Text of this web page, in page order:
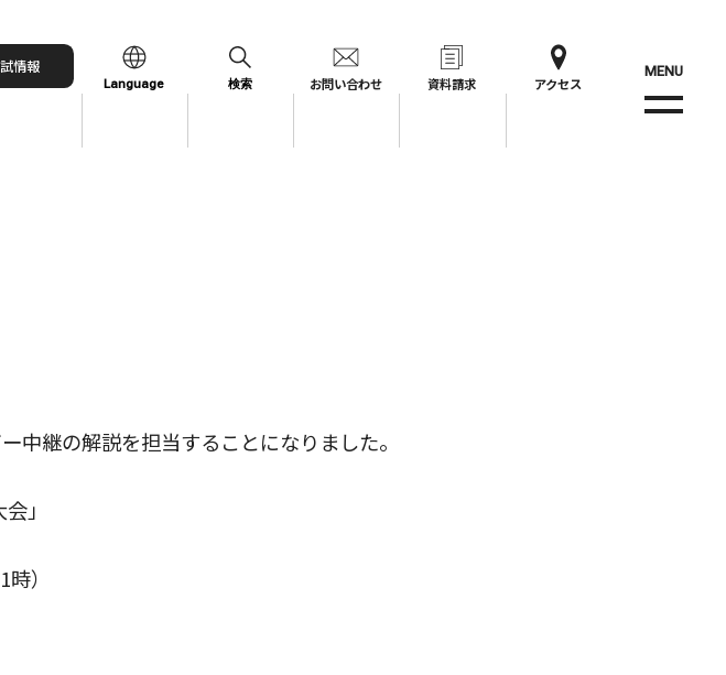
MENU
情報
Language 検索 お問い合わせ 資料請求 アクセス
中継の解説を担当することになりました。
」
）